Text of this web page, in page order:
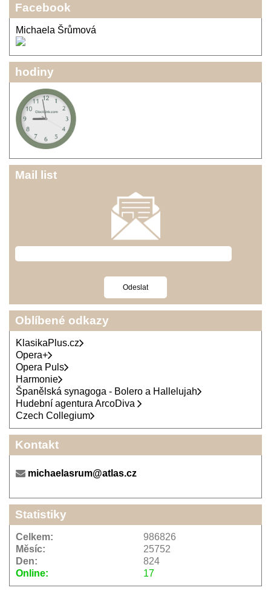
Facebook
Michaela Šrůmová
hodiny
Mail list
Oblíbené odkazy
KlasikaPlus.cz
Opera+
Opera Puls
Harmonie
Španělská synagoga - Bolero a Hallelujah
Hudební agentura ArcoDiva
Czech Collegium
Kontakt
michaelasrum@atlas.cz
Statistiky
Online: 17
Celkem:
986826
Měsíc:
25752
Den:
824